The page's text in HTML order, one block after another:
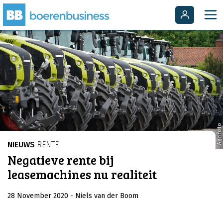
Agrifoto
NIEUWS RENTE
Negatieve rente bij
leasemachines nu realiteit
28 November 2020 - Niels van der Boom